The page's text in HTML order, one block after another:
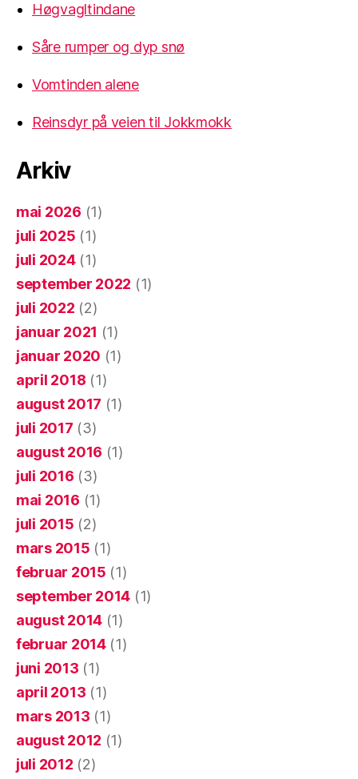
Høgvagltindane
Såre rumper og dyp snø
Vomtinden alene
Reinsdyr på veien til Jokkmokk
Arkiv
mai 2026 (1)
juli 2025 (1)
juli 2024(1)
september 2022 (1)
juli 2022 (2)
januar 2021 (1)
januar 2020 (1)
april 2018 (1)
august 2017 (1)
juli 2017 (3)
august 2016 (1)
juli 2016 (3)
mai 2016 (1)
juli 2015 (2)
mars 2015 (1)
februar 2015 (1)
september 2014 (1)
august 2014 (1)
februar 2014(1)
juni 2013 (1)
april 2013 (1)
mars 2013 (1)
august 2012 (1)
juli 2012 (2)